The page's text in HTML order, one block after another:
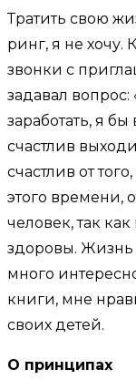
Тратить свою
ринг, я не хочу.
звонки с
задавал вопрос:
заработать, я
счастлив
счастлив от
этого времени,
человек, так
здоровы. Жизнь
много
книги, мне
своих детей.
О принципах